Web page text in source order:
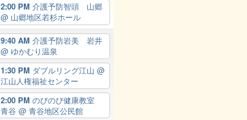
2:00 PM 介護予防智頭 山郷
@ 山郷地区若杉ホール
9:40 AM 介護予防岩美 岩井
@ ゆかむり温泉
1:30 PM ダブルリング江山 @
江山人権福祉センター
2:00 PM のびのび健康教室
青谷 @ 青谷地区公民館